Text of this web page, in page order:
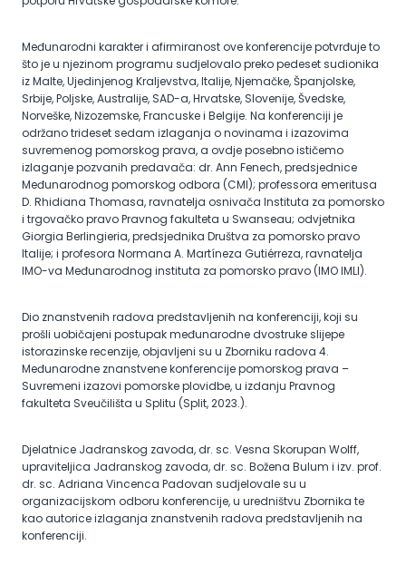
Međunarodni karakter i afirmiranost ove konferencije potvrđuje to
što je u njezinom programu sudjelovalo preko pedeset sudionika
iz Malte, Ujedinjenog Kraljevstva, Italije, Njemačke, Španjolske,
Srbije, Poljske, Australije, SAD-a, Hrvatske, Slovenije, Švedske,
Norveške, Nizozemske, Francuske i Belgije. Na konferenciji je
održano trideset sedam izlaganja o novinama i izazovima
suvremenog pomorskog prava, a ovdje posebno ističemo
izlaganje pozvanih predavača: dr. Ann Fenech, predsjednice
Međunarodnog pomorskog odbora (CMI); professora emeritusa
D. Rhidiana Thomasa, ravnatelja osnivača Instituta za pomorsko
i trgovačko pravo Pravnog fakulteta u Swanseau; odvjetnika
Giorgia Berlingieria, predsjednika Društva za pomorsko pravo
Italije; i profesora Normana A. Martíneza Gutiérreza, ravnatelja
IMO-va Međunarodnog instituta za pomorsko pravo (IMO IMLI).
Dio znanstvenih radova predstavljenih na konferenciji, koji su
prošli uobičajeni postupak međunarodne dvostruke slijepe
istorazinske recenzije, objavljeni su u Zborniku radova 4.
Međunarodne znanstvene konferencije pomorskog prava –
Suvremeni izazovi pomorske plovidbe, u izdanju Pravnog
fakulteta Sveučilišta u Splitu (Split, 2023.).
Djelatnice Jadranskog zavoda, dr. sc. Vesna Skorupan Wolff,
upraviteljica Jadranskog zavoda, dr. sc. Božena Bulum i izv. prof.
dr. sc. Adriana Vincenca Padovan sudjelovale su u
organizacijskom odboru konferencije, u uredništvu Zbornika te
kao autorice izlaganja znanstvenih radova predstavljenih na
konferenciji.